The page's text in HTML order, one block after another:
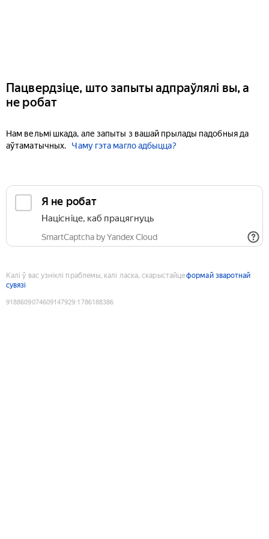
Пацвердзіце, што запыты адпраўлялі вы, а
не робат
Нам вельмі шкада, але запыты з вашай прылады падобныя да
аўтаматычных.
Чаму гэта магло адбыцца?
Я не робат
Націсніце, каб працягнуць
SmartCaptcha by Yandex Cloud
Калі ў вас узніклі праблемы, калі ласка, скарыстайцеформай зваротнай
сувязі
9188609074609147929:1786188386